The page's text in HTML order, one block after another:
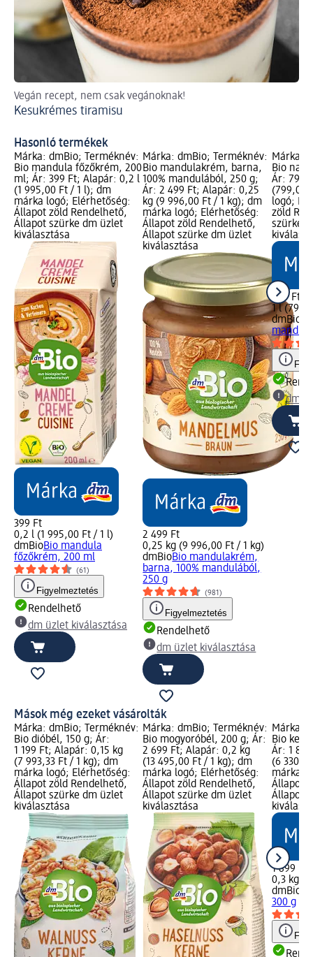
Vegán recept, nem csak vegánoknak!
Kesukrémes tiramisu
Hasonló termékek
Márka: dmBio; Terméknév:
Bio mandula főzőkrém, 200
ml; Ár: 399 Ft; Alapár: 0,2 l
(1 995,00 Ft / 1 l); dm
márka logó; Elérhetőség:
Állapot zöld Rendelhető,
Állapot szürke dm üzlet
kiválasztása
399 Ft
0,2 l (1 995,00 Ft / 1 l)
dmBioBio mandula
főzőkrém, 200 ml
(61)
Figyelmeztetés
Rendelhető
dm üzlet kiválasztása
Márka: dmBio; Terméknév:
Bio mandulakrém, barna,
100% mandulából, 250 g;
Ár: 2 499 Ft; Alapár: 0,25
kg (9 996,00 Ft / 1 kg); dm
márka logó; Elérhetőség:
Állapot zöld Rendelhető,
Állapot szürke dm üzlet
kiválasztása
2 499 Ft
0,25 kg (9 996,00 Ft / 1 kg)
dmBioBio mandulakrém,
barna, 100% mandulából,
250 g
(981)
Figyelmeztetés
Rendelhető
dm üzlet kiválasztása
Márka:
Bio
Ár: 799
(799,00
logó;
zöld
szürke
799 Ft
1 l
dmBio
dm
Mások még ezeket vásárolták
Márka: dmBio; Terméknév:
Bio dióbél, 150 g; Ár:
1 199 Ft; Alapár: 0,15 kg
(7 993,33 Ft / 1 kg); dm
márka logó; Elérhetőség:
Állapot zöld Rendelhető,
Állapot szürke dm üzlet
kiválasztása
Márka: dmBio; Terméknév:
Bio mogyoróbél, 200 g; Ár:
2 699 Ft; Alapár: 0,2 kg
(13 495,00 Ft / 1 kg); dm
márka logó; Elérhetőség:
Állapot zöld Rendelhető,
Állapot szürke dm üzlet
kiválasztása
Márka:
Bio
Ár: 1
(6
márka
Állapot
Állapot
1 899 Ft
0,3 kg (6
dmBio
300 g